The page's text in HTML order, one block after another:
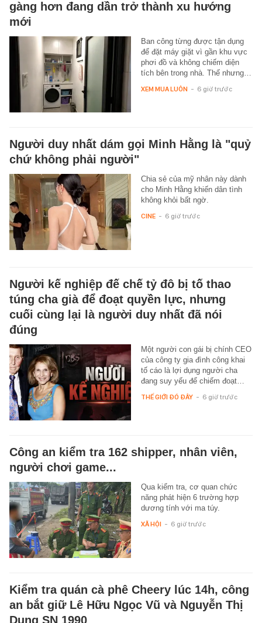
gàng hơn đang dần trở thành xu hướng
mới
Ban công từng được tận dụng
để đặt máy giặt vì gần khu vực
phơi đồ và không chiếm diện
tích bên trong nhà. Thế nhưng…
XEM MUA LUÔN - 6 giờ trước
Người duy nhất dám gọi Minh Hằng là "quỷ
chứ không phải người"
Chia sẻ của mỹ nhân này dành
cho Minh Hằng khiến dân tình
không khỏi bất ngờ.
CINE - 6 giờ trước
Người kế nghiệp đế chế tỷ đô bị tố thao
túng cha già để đoạt quyền lực, nhưng
cuối cùng lại là người duy nhất đã nói
đúng
Một người con gái bị chính CEO
của công ty gia đình công khai
tố cáo là lợi dụng người cha
đang suy yếu để chiếm đoạt…
THẾ GIỚI ĐÓ ĐÂY - 6 giờ trước
Công an kiểm tra 162 shipper, nhân viên,
người chơi game...
Qua kiểm tra, cơ quan chức
năng phát hiện 6 trường hợp
dương tính với ma túy.
XÃ HỘI - 6 giờ trước
Kiểm tra quán cà phê Cheery lúc 14h, công
an bắt giữ Lê Hữu Ngọc Vũ và Nguyễn Thị
Dung SN 1990